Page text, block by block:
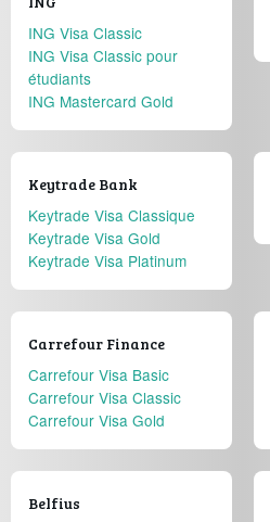
ING Visa Classic
ING Visa Classic pour
étudiants
ING Mastercard Gold
Keytrade Bank
Keytrade Visa Classique
Keytrade Visa Gold
Keytrade Visa Platinum
Carrefour Finance
Carrefour Visa Basic
Carrefour Visa Classic
Carrefour Visa Gold
Belfius